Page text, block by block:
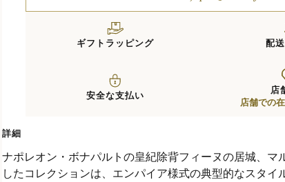
ギフトラッピング 配
安全な支払い 店
店舗での
詳細
ナポレオン・ボナパルトの皇紀除背フィーヌの居城、マ
したコレクションは、エンパイア様式の典型的なスタイ